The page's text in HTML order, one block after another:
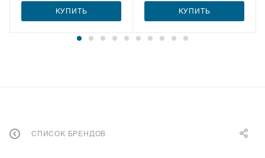
КУПИТЬ КУПИТЬ
СПИСОК БРЕНДОВ